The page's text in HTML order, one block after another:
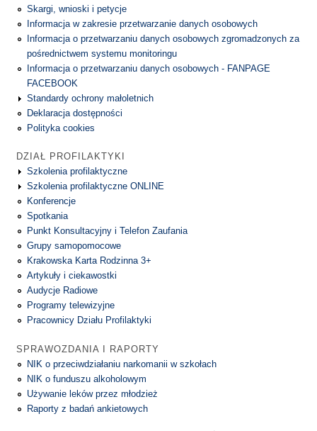
Skargi, wnioski i petycje
Informacja w zakresie przetwarzanie danych osobowych
Informacja o przetwarzaniu danych osobowych zgromadzonych za
pośrednictwem systemu monitoringu
Informacja o przetwarzaniu danych osobowych - FANPAGE
FACEBOOK
Standardy ochrony małoletnich
Deklaracja dostępności
Polityka cookies
DZIAŁ PROFILAKTYKI
Szkolenia profilaktyczne
Szkolenia profilaktyczne ONLINE
Konferencje
Spotkania
Punkt Konsultacyjny i Telefon Zaufania
Grupy samopomocowe
Krakowska Karta Rodzinna 3+
Artykuły i ciekawostki
Audycje Radiowe
Programy telewizyjne
Pracownicy Działu Profilaktyki
SPRAWOZDANIA I RAPORTY
NIK o przeciwdziałaniu narkomanii w szkołach
NIK o funduszu alkoholowym
Używanie leków przez młodzież
Raporty z badań ankietowych